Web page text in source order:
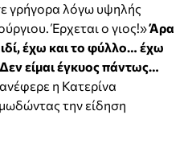
γρήγορα λόγω υψηλής
Έρχεται ο γιος!»Άρα
έχω και το φύλλο… έχω
είμαι έγκυος πάντως…
η Κατερίνα
την είδηση